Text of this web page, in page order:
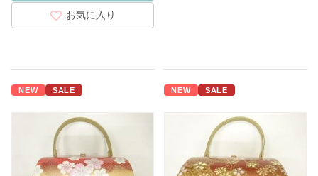
お気に入り
NEW SALE NEW SALE